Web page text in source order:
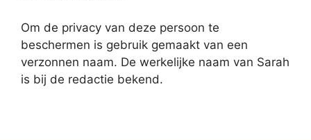
Om de privacy van deze persoon te
beschermen is gebruik gemaakt van een
verzonnen naam. De werkelijke naam van Sarah
is bij de redactie bekend.